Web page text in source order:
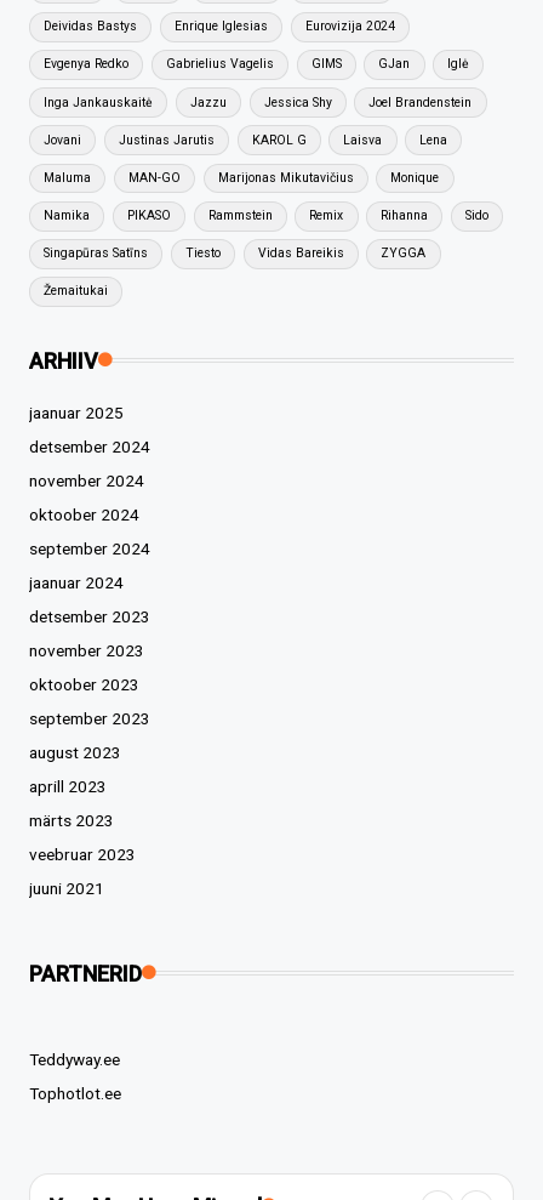
Deividas Bastys Enrique Iglesias Eurovizija 2024
Evgenya Redko Gabrielius Vagelis GIMS GJan Iglė
Inga Jankauskaitė Jazzu Jessica Shy Joel Brandenstein
Jovani Justinas Jarutis KAROL G Laisva Lena
Maluma MAN-GO Marijonas Mikutavičius Monique
Namika PIKASO Rammstein Remix Rihanna Sido
Singapūras Satīns Tiesto Vidas Bareikis ZYGGA
Žemaitukai
ARHIIV
jaanuar 2025
detsember 2024
november 2024
oktoober 2024
september 2024
jaanuar 2024
detsember 2023
november 2023
oktoober 2023
september 2023
august 2023
aprill 2023
märts 2023
veebruar 2023
juuni 2021
PARTNERID
Teddyway.ee
Tophotlot.ee